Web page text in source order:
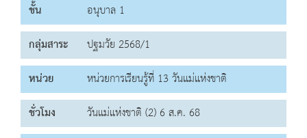
ชั้น
อนุบาล 1
กลุ่มสาระ
ปฐมวัย 2568/1
หน่วย
หน่วยการเรียนรู้ที่ 13 วันแม่แห่งชาติ
ชั่วโมง
วันแม่แห่งชาติ (2) 6 ส.ค. 68